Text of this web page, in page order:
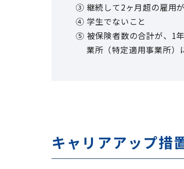
③ 継続して2ヶ月超の雇用
④ 学生でないこと
⑤ 被保険者数の合計が、1
業所（特定適用事業所）
キャリアアップ措